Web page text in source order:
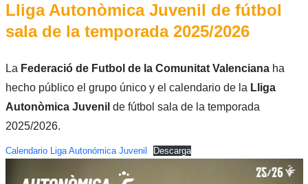
Lliga Autonòmica Juvenil de fútbol
sala de la temporada 2025/2026
La Federació de Futbol de la Comunitat Valencianaha
hecho público el grupo único y el calendario de la Lliga
Autonòmica Juvenil de fútbol sala de la temporada
2025/2026.
Calendario Liga Autonómica Juvenil Descarga